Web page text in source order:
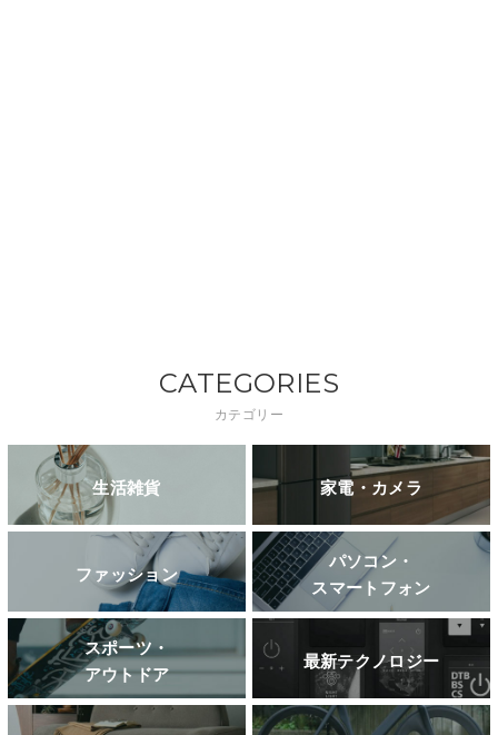
CATEGORIES
カテゴリー
生活雑貨 家電・カメラ
ファッション
パソコン・
スマートフォン
スポーツ・
アウトドア
最新テクノロジー